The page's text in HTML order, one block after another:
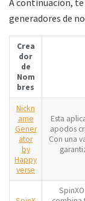
A continuación,
generadores de
Crea
dor
de
Nom
bres
Nickn
ame
Gener
ator
by
Happy
verse
Esta
apodos
Con una